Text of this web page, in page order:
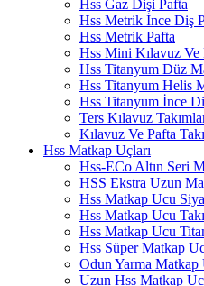
Hss Gaz Dişi Pafta
Hss Metrik İnce Diş
Hss Metrik Pafta
Hss Mini Kılavuz Ve
Hss Titanyum Düz
Hss Titanyum Helis
Hss Titanyum İnce
Ters Kılavuz
Kılavuz Ve Pafta
Hss Matkap Uçları
Hss-ECo Altın Seri
HSS Ekstra Uzun
Hss Matkap Ucu
Hss Matkap Ucu
Hss Matkap Ucu
Hss Süper Matkap
Odun Yarma Matkap
Uzun Hss Matkap